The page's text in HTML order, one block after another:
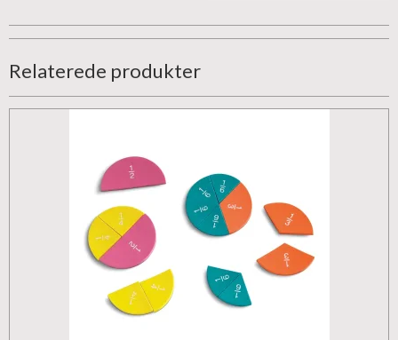
Relaterede produkter